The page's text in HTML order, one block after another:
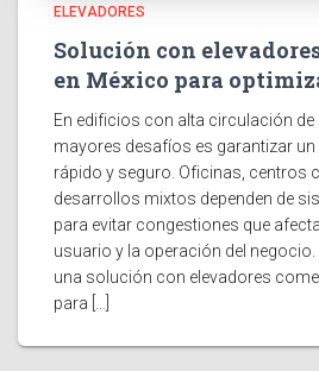
ELEVADORES
Solución con
en México para
En edificios con alta circulación
mayores desafíos es garantizar
rápido y seguro. Oficinas, centros
desarrollos mixtos dependen de
para evitar congestiones que
usuario y la operación del
una solución con elevadores
para […]